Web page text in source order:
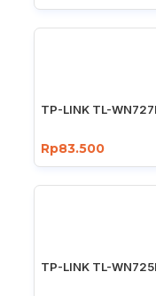
TP-LINK TL-
Rp83.500
TP-LINK TL-